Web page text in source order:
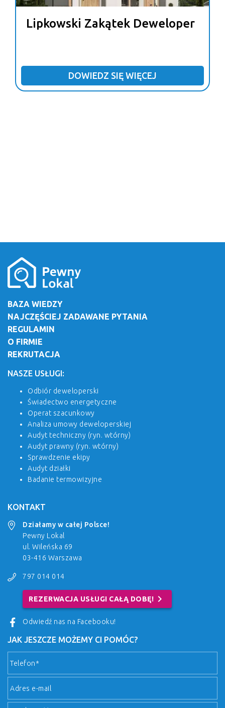
Lipkowski Zakątek Deweloper
DOWIEDZ SIĘ WIĘCEJ
BAZA WIEDZY
NAJCZĘŚCIEJ ZADAWANE PYTANIA
REGULAMIN
O FIRMIE
REKRUTACJA
NASZE USŁUGI:
Odbiór deweloperski
Świadectwo energetyczne
Operat szacunkowy
Analiza umowy deweloperskiej
Audyt techniczny (ryn. wtórny)
Audyt prawny (ryn. wtórny)
Sprawdzenie ekipy
Audyt działki
Badanie termowizyjne
KONTAKT
Działamy w całej Polsce!
Pewny Lokal
ul. Wileńska 69
03-416 Warszawa
797 014 014
REZERWACJA USŁUGI CAŁĄ DOBĘ! chevron_right
Odwiedź nas na Facebooku!
JAK JESZCZE MOŻEMY CI POMÓC?